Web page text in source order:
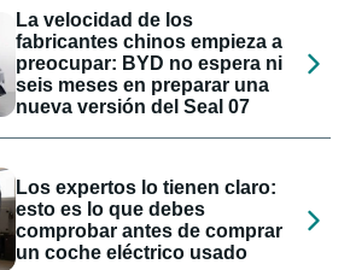
La velocidad de los
fabricantes chinos empieza a
preocupar: BYD no espera ni
seis meses en preparar una
nueva versión del Seal 07
Los expertos lo tienen claro:
esto es lo que debes
comprobar antes de comprar
un coche eléctrico usado